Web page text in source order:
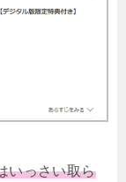
いっさい取ら